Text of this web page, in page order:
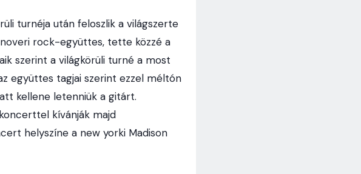
turnéja után feloszlik a világszerte
rock-együttes, tette közzé a
szerint a világkörüli turné a most
együttes tagjai szerint ezzel méltón
kellene letenniük a gitárt.
kívánják majd
helyszíne a new yorki Madison